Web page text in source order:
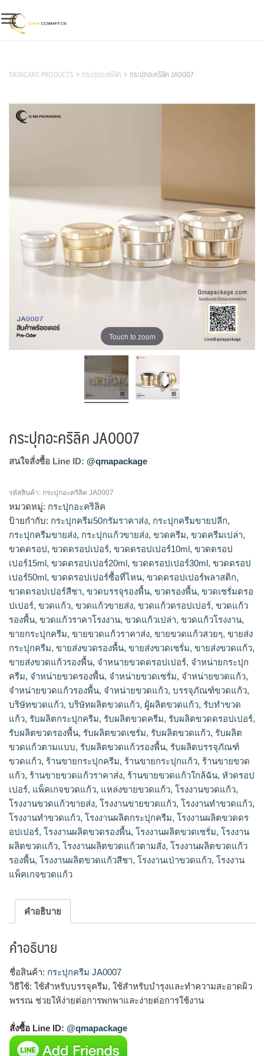
to
content
SKINCARE PRODUCTS กระปุกอะคริลิค กระปุกอะคริลิค JA0007
Touch to zoom
กระปุกอะคริลิค JA0007
สนใจสั่งซื้อ Line ID: @qmapackage
รหัสสินค้า: กระปุกอะคริลิค JA0007
หมวดหมู่: กระปุกอะคริลิค
ป้ายกำกับ: กระปุกครีม50กรัมราคาส่ง, กระปุกครีมขายปลีก,
กระปุกครีมขายส่ง, กระปุกแก้วขายส่ง, ขวดครีม, ขวดครีมเปล่า,
ขวดดรอป, ขวดดรอปเปอร์, ขวดดรอปเปอร์10ml, ขวดดรอป
เปอร์15ml, ขวดดรอปเปอร์20ml, ขวดดรอปเปอร์30ml, ขวดดรอป
เปอร์50ml, ขวดดรอปเปอร์ซื้อที่ไหน, ขวดดรอปเปอร์พลาสติก,
ขวดดรอปเปอร์สีชา, ขวดบรรจุรองพื้น, ขวดรองพื้น, ขวดเซรั่มดรอ
ปเปอร์, ขวดแก้ว, ขวดแก้วขายส่ง, ขวดแก้วดรอปเปอร์, ขวดแก้ว
รองพื้น, ขวดแก้วราคาโรงงาน, ขวดแก้วเปล่า, ขวดแก้วโรงงาน,
ขายกระปุกครีม, ขายขวดแก้วราคาส่ง, ขายขวดแก้วสวยๆ, ขายส่ง
กระปุกครีม, ขายส่งขวดรองพื้น, ขายส่งขวดเซรั่ม, ขายส่งขวดแก้ว,
ขายส่งขวดแก้วรองพื้น, จำหนายขวดดรอปเปอร์, จำหน่ายกระปุก
ครีม, จำหน่ายขวดรองพื้น, จำหน่ายขวดเซรั่ม, จำหน่ายขวดแก้ว,
จำหน่ายขวดแก้วรองพื้น, จําหน่ายขวดแก้ว, บรรจุภัณฑ์ขวดแก้ว,
บริษัทขวดแก้ว, บริษัทผลิตขวดแก้ว, ผู้ผลิตขวดแก้ว, รับทำขวด
แก้ว, รับผลิตกระปุกครีม, รับผลิตขวดครีม, รับผลิตขวดดรอปเปอร์,
รับผลิตขวดรองพื้น, รับผลิตขวดเซรั่ม, รับผลิตขวดแก้ว, รับผลิต
ขวดแก้วตามแบบ, รับผลิตขวดแก้วรองพื้น, รับผลิตบรรจุภัณฑ์
ขวดแก้ว, ร้านขายกระปุกครีม, ร้านขายกระปุกแก้ว, ร้านขายขวด
แก้ว, ร้านขายขวดแก้วราคาส่ง, ร้านขายขวดแก้วใกล้ฉัน, หัวดรอป
เปอร์, แพ็คเกจขวดแก้ว, แหล่งขายขวดแก้ว, โรงงานขวดแก้ว,
โรงงานขวดแก้วขายส่ง, โรงงานขายขวดแก้ว, โรงงานทำขวดแก้ว,
โรงงานทําขวดแก้ว, โรงงานผลิตกระปุกครีม, โรงงานผลิตขวดดร
อปเปอร์, โรงงานผลิตขวดรองพื้น, โรงงานผลิตขวดเซรั่ม, โรงงาน
ผลิตขวดแก้ว, โรงงานผลิตขวดแก้วตามสั่ง, โรงงานผลิตขวดแก้ว
รองพื้น, โรงงานผลิตขวดแก้วสีชา, โรงงานเป่าขวดแก้ว, โรงงาน
แพ็คเกจขวดแก้ว
คำอธิบาย
คำอธิบาย
ชื่อสินค้า: กระปุกครีม JA0007
วิธีใช้: ใช้สำหรับบรรจุครีม, ใช้สำหรับบำรุงและทำความสะอาดผิว
พรรณ ช่วยให้ง่ายต่อการพกพาและง่ายต่อการใช้งาน
สั่งซื้อ Line ID: @qmapackage